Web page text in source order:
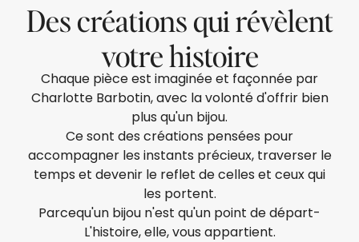
Des créations qui révèlent
votre histoire
Chaque pièce est imaginée et façonnée par
Charlotte Barbotin, avec la volonté d'offrir bien
plus qu'un bijou.
Ce sont des créations pensées pour
accompagner les instants précieux, traverser le
temps et devenir le reflet de celles et ceux qui
les portent.
Parcequ'un bijou n'est qu'un point de départ-
L'histoire, elle, vous appartient.